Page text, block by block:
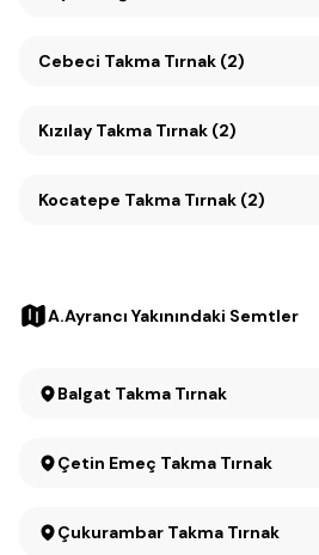
Cebeci Takma Tırnak (2)
Kızılay Takma Tırnak (2)
Kocatepe Takma Tırnak (2)
A.Ayrancı Yakınındaki Semtler
Balgat Takma Tırnak
Çetin Emeç Takma Tırnak
Çukurambar Takma Tırnak